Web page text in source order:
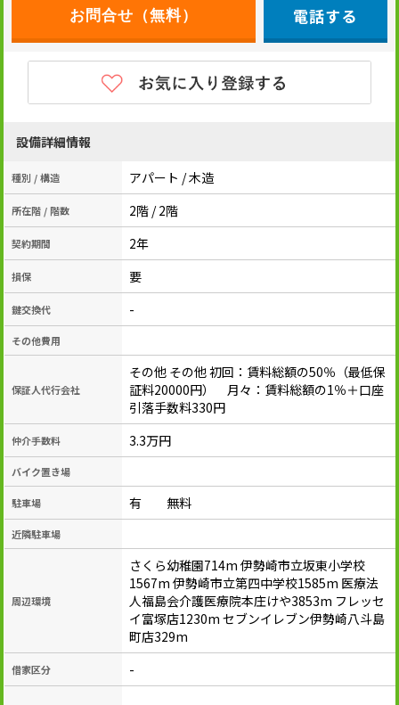
電話する
設備詳細情報
種別 / 構造 アパート / 木造
所在階 / 階数 2階 / 2階
契約期間 2年
損保 要
鍵交換代 -
その他費用
保証人代行会社
その他 その他 初回：賃料総額の50％（最低保
証料20000円） 月々：賃料総額の1％＋口座
引落手数料330円
仲介手数料 3.3万円
バイク置き場
駐車場 有 無料
近隣駐車場
周辺環境
さくら幼稚園714m 伊勢崎市立坂東小学校
1567m 伊勢崎市立第四中学校1585m 医療法
人福島会介護医療院本庄けや3853m フレッセ
イ富塚店1230m セブンイレブン伊勢崎八斗島
町店329m
借家区分 -